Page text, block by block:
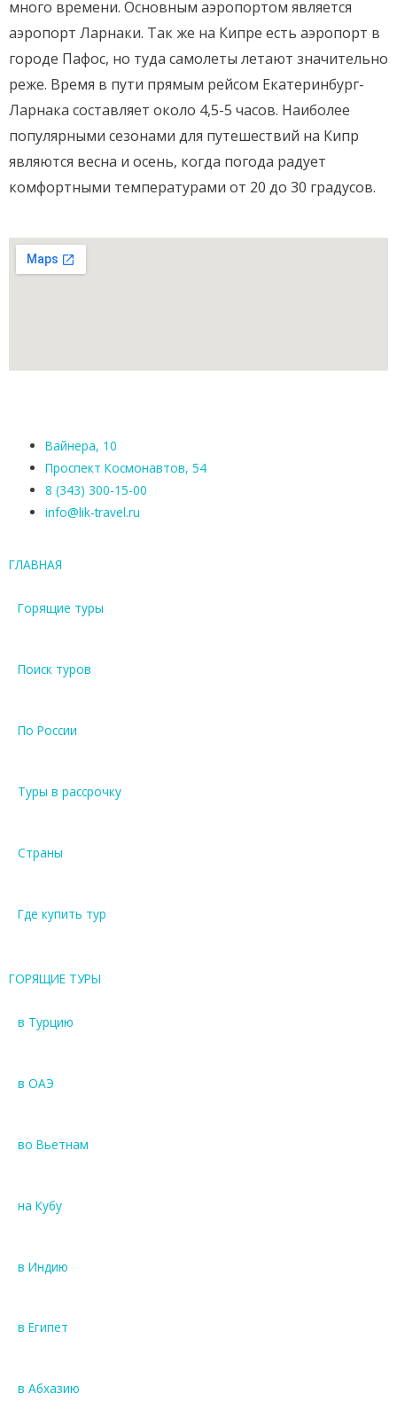
много времени. Основным аэропортом является
аэропорт Ларнаки. Так же на Кипре есть аэропорт в
городе Пафос, но туда самолеты летают значительно
реже. Время в пути прямым рейсом Екатеринбург-
Ларнака составляет около 4,5-5 часов. Наиболее
популярными сезонами для путешествий на Кипр
являются весна и осень, когда погода радует
комфортными температурами от 20 до 30 градусов.
Вайнера, 10
Проспект Космонавтов, 54
8 (343) 300-15-00
info@lik-travel.ru
ГЛАВНАЯ
Горящие туры
Поиск туров
По России
Туры в рассрочку
Страны
Где купить тур
ГОРЯЩИЕ ТУРЫ
в Турцию
в ОАЭ
во Вьетнам
на Кубу
в Индию
в Египет
в Абхазию